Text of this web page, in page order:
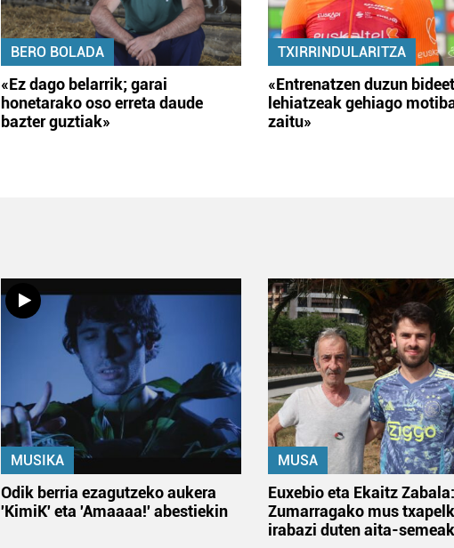
BERO BOLADA
«Ez dago belarrik; garai
honetarako oso erreta daude
bazter guztiak»
TXIRRINDULARITZA
«Entrenatzen duzun
lehiatzeak gehiago
zaitu»
MUSIKA
Odik berria ezagutzeko aukera
'KimiK' eta 'Amaaaa!' abestiekin
MUSA
Euxebio eta Ekaitz Zabala:
Zumarragako mus
irabazi duten aita-semeak